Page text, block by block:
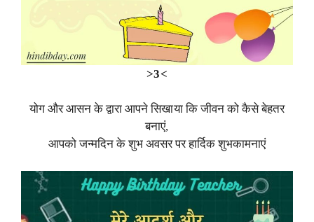
>3<
योग और आसन के द्वारा आपने सिखाया कि जीवन को कैसे बेहतर
बनाएं,
आपको जन्मदिन के शुभ अवसर पर हार्दिक शुभकामनाएं